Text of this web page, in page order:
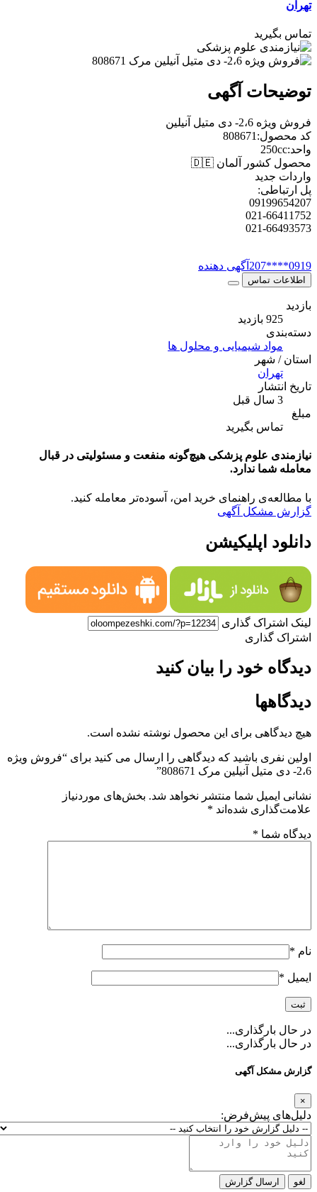
تهران
تماس بگیرید
توضیحات آگهی
فروش ویژه 2،6- دی متیل آنیلین
کد محصول:808671
واحد:250cc
محصول کشور آلمان 🇩🇪
واردات جدید
پل ارتباطی:
09199654207
021-66411752
021-66493573
0919****207 آگهی دهنده
اطلاعات تماس
بازدید
925 بازدید
دسته‌بندی
مواد شیمیایی و محلول ها
استان / شهر
تهران
تاریخ انتشار
3 سال قبل
مبلغ
تماس بگیرید
نیازمندی علوم پزشکی هیچ‌گونه منفعت و مسئولیتی در قبال
معامله شما ندارد.
با مطالعه‌ی راهنمای خرید امن، آسوده‌تر معامله کنید.
گزارش مشکل آگهی
دانلود اپلیکیشن
لینک اشتراک گذاری
اشتراک گذاری
دیدگاه خود را بیان کنید
دیدگاهها
هیچ دیدگاهی برای این محصول نوشته نشده است.
اولین نفری باشید که دیدگاهی را ارسال می کنید برای “فروش ویژه
2،6- دی متیل آنیلین مرک 808671”
نشانی ایمیل شما منتشر نخواهد شد. بخش‌های موردنیاز
علامت‌گذاری شده‌اند *
دیدگاه شما *
نام *
ایمیل *
در حال بارگذاری...
در حال بارگذاری...
گزارش مشکل آگهی
×
دلیل‌های پیش‌فرض:
لغو ارسال گزارش